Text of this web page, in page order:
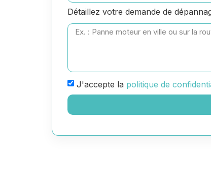
Détaillez votre demande de
J'accepte la politique de